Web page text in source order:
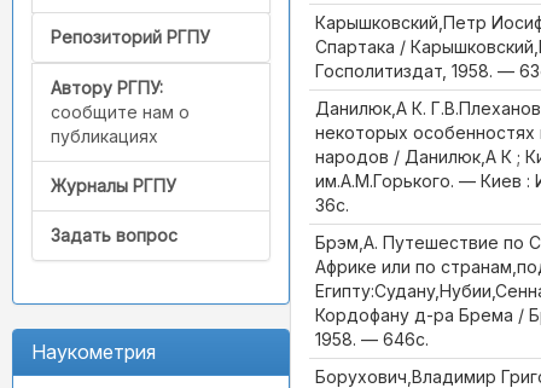
Репозиторий РГПУ
Автору РГПУ:
сообщите нам о
публикациях
Журналы РГПУ
Задать вопрос
Наукометрия
Карышковский,Петр
Спартака /
Госполитиздат, 1958. —
Данилюк,А К.
некоторых особенностях
народов / Данилюк,А К ;
им.А.М.Горького. — Киев
36с.
Брэм,А. Путешествие по
Африке или по
Кордофану д-ра Брема /
1958. — 646с.
Борухович,Владимир